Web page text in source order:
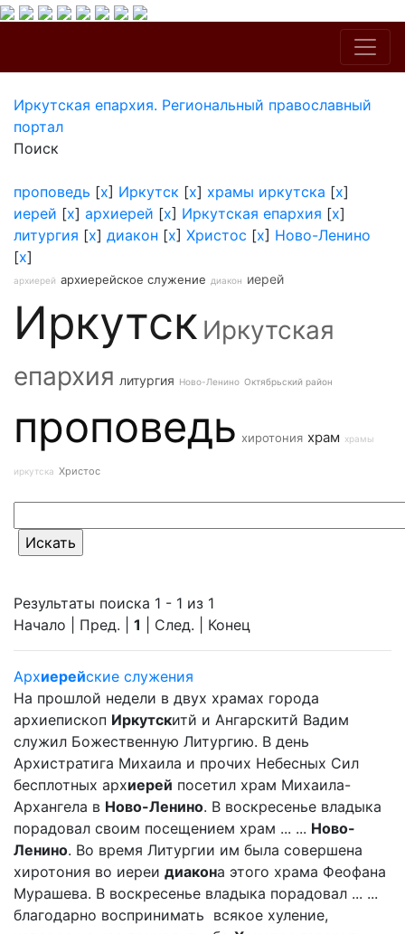
Иркутская епархия. Региональный православный
портал
Поиск
проповедь [x] Иркутск [x] храмы иркутска [x]
иерей [x] архиерей [x] Иркутская епархия [x]
литургия [x] диакон [x] Христос [x] Ново-Ленино
[x]
архиерей архиерейское служение диакон иерей
Иркутск Иркутская
епархия литургия Ново-Ленино Октябрьский район
проповедь хиротония храм храмы
иркутска Христос
Результаты поиска 1 - 1 из 1
Начало | Пред. | 1 | След. | Конец
Архиерейские служения
На прошлой недели в двух храмах города
архиепископ Иркутскитй и Ангарскитй Вадим
служил Божественную Литургию. В день
Архистратига Михаила и прочих Небесных Сил
бесплотных архиерей посетил храм Михаила-
Архангела в Ново-Ленино. В воскресенье владыка
порадовал своим посещением храм ... ... Ново-
Ленино. Во время Литургии им была совершена
хиротония во иереи диакона этого храма Феофана
Мурашева. В воскресенье владыка порадовал ... ...
благодарно воспринимать всякое хуление,